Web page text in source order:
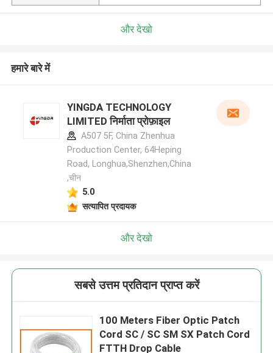
और देखो
हमारे बारे में
YINGDA TECHNOLOGY
LIMITED निर्माता प्रोफ़ाइल
A507 5F, China Zhenhua
Production Center, 64Heping
Road, Longhua,Shenzhen,China
,चीन
5.0
सत्यापित प्रदायक
और देखो
सबसे उत्तम प्रतिदान प्राप्त करें
100 Meters Fiber Optic Patch
Cord SC / SC SM SX Patch Cord
FTTH Drop Cable